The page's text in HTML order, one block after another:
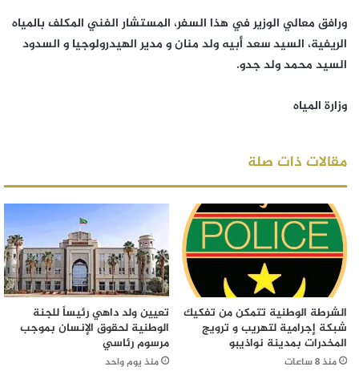
ورافق معالي الوزير في هذا السفر، المستشار الفني المكلف بالمياه
الريفية، السيد سعد أبيه ولد منان و مدير الهيدرولوجيا و السدود
السيد محمد ولد جدو.
وزارة المياه
مقالات ذات صلة
الشرطة الوطنية تتمكن من تفكيك
شبكة إجرامية لتهريب و ترويج
المخدرات بمدينة نواذيبو
منذ 8 ساعات
تعيين ولد داهي رئيساً للجنة
الوطنية لحقوق الإنسان بموجب
مرسوم رئاسي
منذ يوم واحد